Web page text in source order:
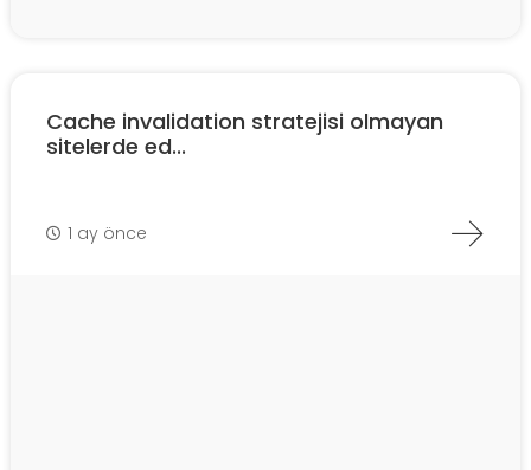
Cache invalidation stratejisi olmayan
sitelerde ed...
1 ay önce